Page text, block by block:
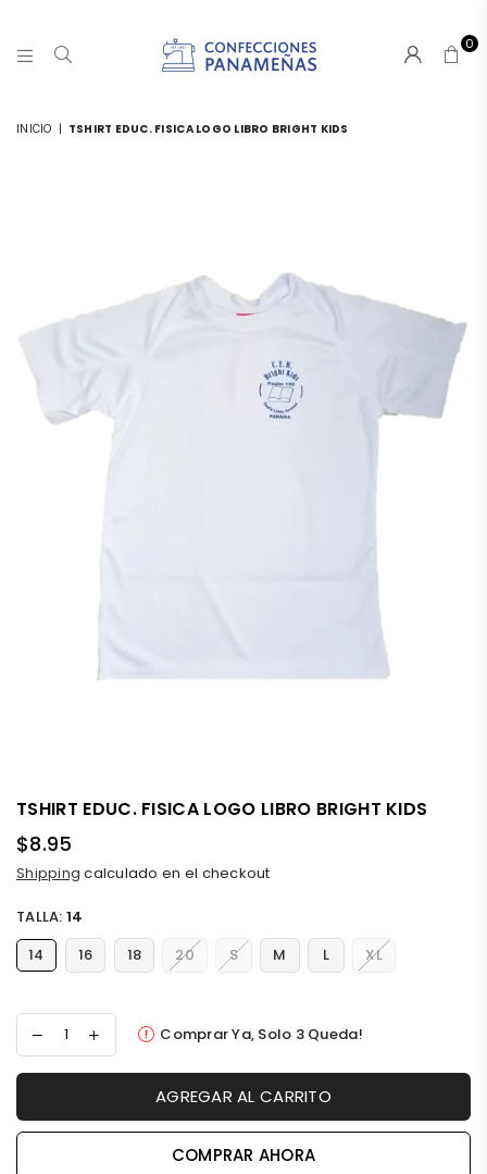
0
INICIO | TSHIRT EDUC. FISICA LOGO LIBRO BRIGHT KIDS
TSHIRT EDUC. FISICA LOGO LIBRO BRIGHT KIDS
Precio
habitual
$8.95
Shipping calculado en el checkout
TALLA: 14
14
16 18 20 S M L XL
Comprar Ya, Solo 3Queda!
AGREGAR AL CARRITO
COMPRAR AHORA